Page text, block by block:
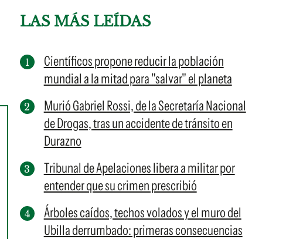
LAS MÁS LEÍDAS
Científicos propone reducir la población
mundial a la mitad para "salvar" el planeta
Murió Gabriel Rossi, de la Secretaría Nacional
de Drogas, tras un accidente de tránsito en
Durazno
Tribunal de Apelaciones libera a militar por
entender que su crimen prescribió
Árboles caídos, techos volados y el muro del
Ubilla derrumbado: primeras consecuencias